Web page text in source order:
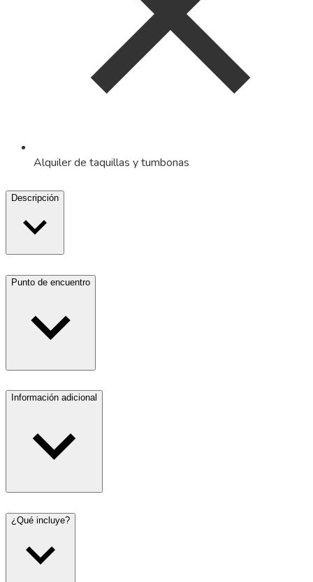
Alquiler de taquillas y tumbonas
Descripción
Punto de encuentro
Información adicional
¿Qué incluye?